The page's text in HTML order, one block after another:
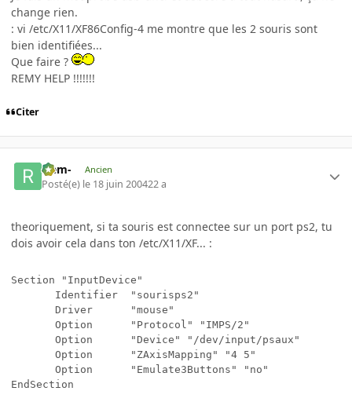
change rien.
: vi /etc/X11/XF86Config-4 me montre que les 2 souris sont
bien identifiées...
Que faire ?
REMY HELP !!!!!!!
Citer
-rem- Ancien
Posté(e) le 18 juin 200422 a
theoriquement, si ta souris est connectee sur un port ps2, tu
dois avoir cela dans ton /etc/X11/XF... :
Section "InputDevice"
Identifier  "sourisps2"
Driver      "mouse"
Option      "Protocol" "IMPS/2"
Option      "Device" "/dev/input/psaux"
Option      "ZAxisMapping" "4 5"
Option      "Emulate3Buttons" "no"